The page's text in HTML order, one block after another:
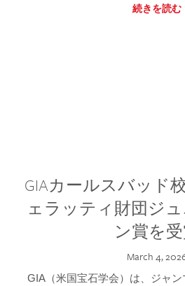
続きを読む
GIAカールスバッド
ェラッティ財団ジ
ン賞を
March 4,
GIA（米国宝石学会）は、ジャ